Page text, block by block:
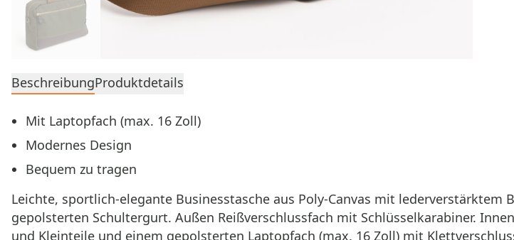
BeschreibungProduktdetails
Mit Laptopfach (max. 16 Zoll)
Modernes Design
Bequem zu tragen
Leichte, sportlich-elegante Businesstasche aus Poly-Canvas mit lederverstärktem
gepolsterten Schultergurt. Außen Reißverschlussfach mit Schlüsselkarabiner.
und Kleinteile und einem gepolsterten Laptopfach (max. 16 Zoll) mit